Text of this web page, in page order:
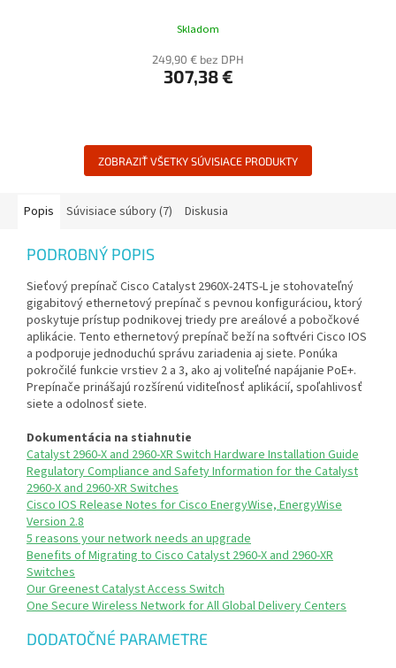
Skladom
249,90 € bez DPH
307,38 €
ZOBRAZIŤ VŠETKY SÚVISIACE PRODUKTY
Popis Súvisiace súbory (7) Diskusia
PODROBNÝ POPIS
Sieťový prepínač Cisco Catalyst 2960X-24TS-L je stohovateľný
gigabitový ethernetový prepínač s pevnou konfiguráciou, ktorý
poskytuje prístup podnikovej triedy pre areálové a pobočkové
aplikácie. Tento ethernetový prepínač beží na softvéri Cisco IOS
a podporuje jednoduchú správu zariadenia aj siete. Ponúka
pokročilé funkcie vrstiev 2 a 3, ako aj voliteľné napájanie PoE+.
Prepínače prinášajú rozšírenú viditeľnosť aplikácií, spoľahlivosť
siete a odolnosť siete.
Dokumentácia na stiahnutie
Catalyst 2960-X and 2960-XR Switch Hardware Installation Guide
Regulatory Compliance and Safety Information for the Catalyst
2960-X and 2960-XR Switches
Cisco IOS Release Notes for Cisco EnergyWise, EnergyWise
Version 2.8
5 reasons your network needs an upgrade
Benefits of Migrating to Cisco Catalyst 2960-X and 2960-XR
Switches
Our Greenest Catalyst Access Switch
One Secure Wireless Network for All Global Delivery Centers
DODATOČNÉ PARAMETRE